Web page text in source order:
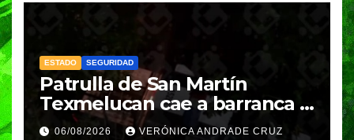
ESTADO SEGURIDAD
Patrulla de San Martín
Texmelucan cae a barranca y
deja dos policías lesionados
06/08/2026 VERÓNICA ANDRADE CRUZ